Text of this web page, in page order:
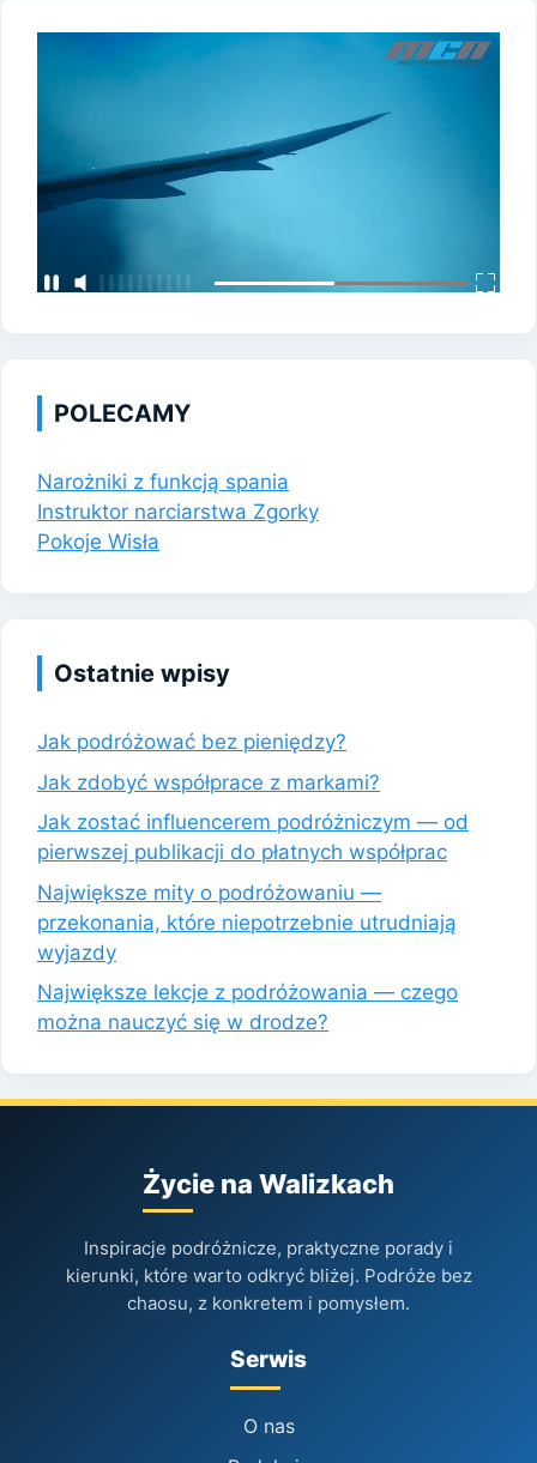
POLECAMY
Narożniki z funkcją spania
Instruktor narciarstwa Zgorky
Pokoje Wisła
Ostatnie wpisy
Jak podróżować bez pieniędzy?
Jak zdobyć współprace z markami?
Jak zostać influencerem podróżniczym — od
pierwszej publikacji do płatnych współprac
Największe mity o podróżowaniu —
przekonania, które niepotrzebnie utrudniają
wyjazdy
Największe lekcje z podróżowania — czego
można nauczyć się w drodze?
Życie na Walizkach
Inspiracje podróżnicze, praktyczne porady i
kierunki, które warto odkryć bliżej. Podróże bez
chaosu, z konkretem i pomysłem.
Serwis
O nas